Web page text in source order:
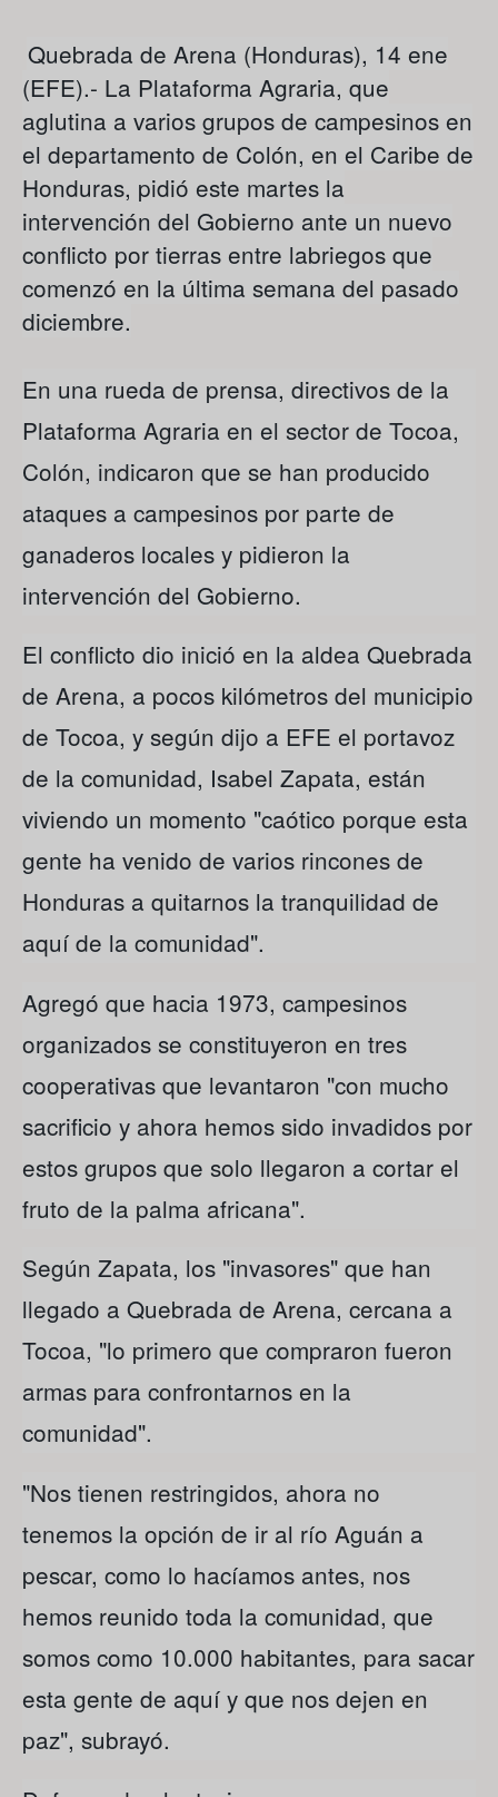
Quebrada de Arena (Honduras), 14 ene
(EFE).- La Plataforma Agraria, que
aglutina a varios grupos de campesinos en
el departamento de Colón, en el Caribe de
Honduras, pidió este martes la
intervención del Gobierno ante un nuevo
conflicto por tierras entre labriegos que
comenzó en la última semana del pasado
diciembre.
En una rueda de prensa, directivos de la
Plataforma Agraria en el sector de Tocoa,
Colón, indicaron que se han producido
ataques a campesinos por parte de
ganaderos locales y pidieron la
intervención del Gobierno.
El conflicto dio inició en la aldea Quebrada
de Arena, a pocos kilómetros del municipio
de Tocoa, y según dijo a EFE el portavoz
de la comunidad, Isabel Zapata, están
viviendo un momento "caótico porque esta
gente ha venido de varios rincones de
Honduras a quitarnos la tranquilidad de
aquí de la comunidad".
Agregó que hacia 1973, campesinos
organizados se constituyeron en tres
cooperativas que levantaron "con mucho
sacrificio y ahora hemos sido invadidos por
estos grupos que solo llegaron a cortar el
fruto de la palma africana".
Según Zapata, los "invasores" que han
llegado a Quebrada de Arena, cercana a
Tocoa, "lo primero que compraron fueron
armas para confrontarnos en la
comunidad".
"Nos tienen restringidos, ahora no
tenemos la opción de ir al río Aguán a
pescar, como lo hacíamos antes, nos
hemos reunido toda la comunidad, que
somos como 10.000 habitantes, para sacar
esta gente de aquí y que nos dejen en
paz", subrayó.